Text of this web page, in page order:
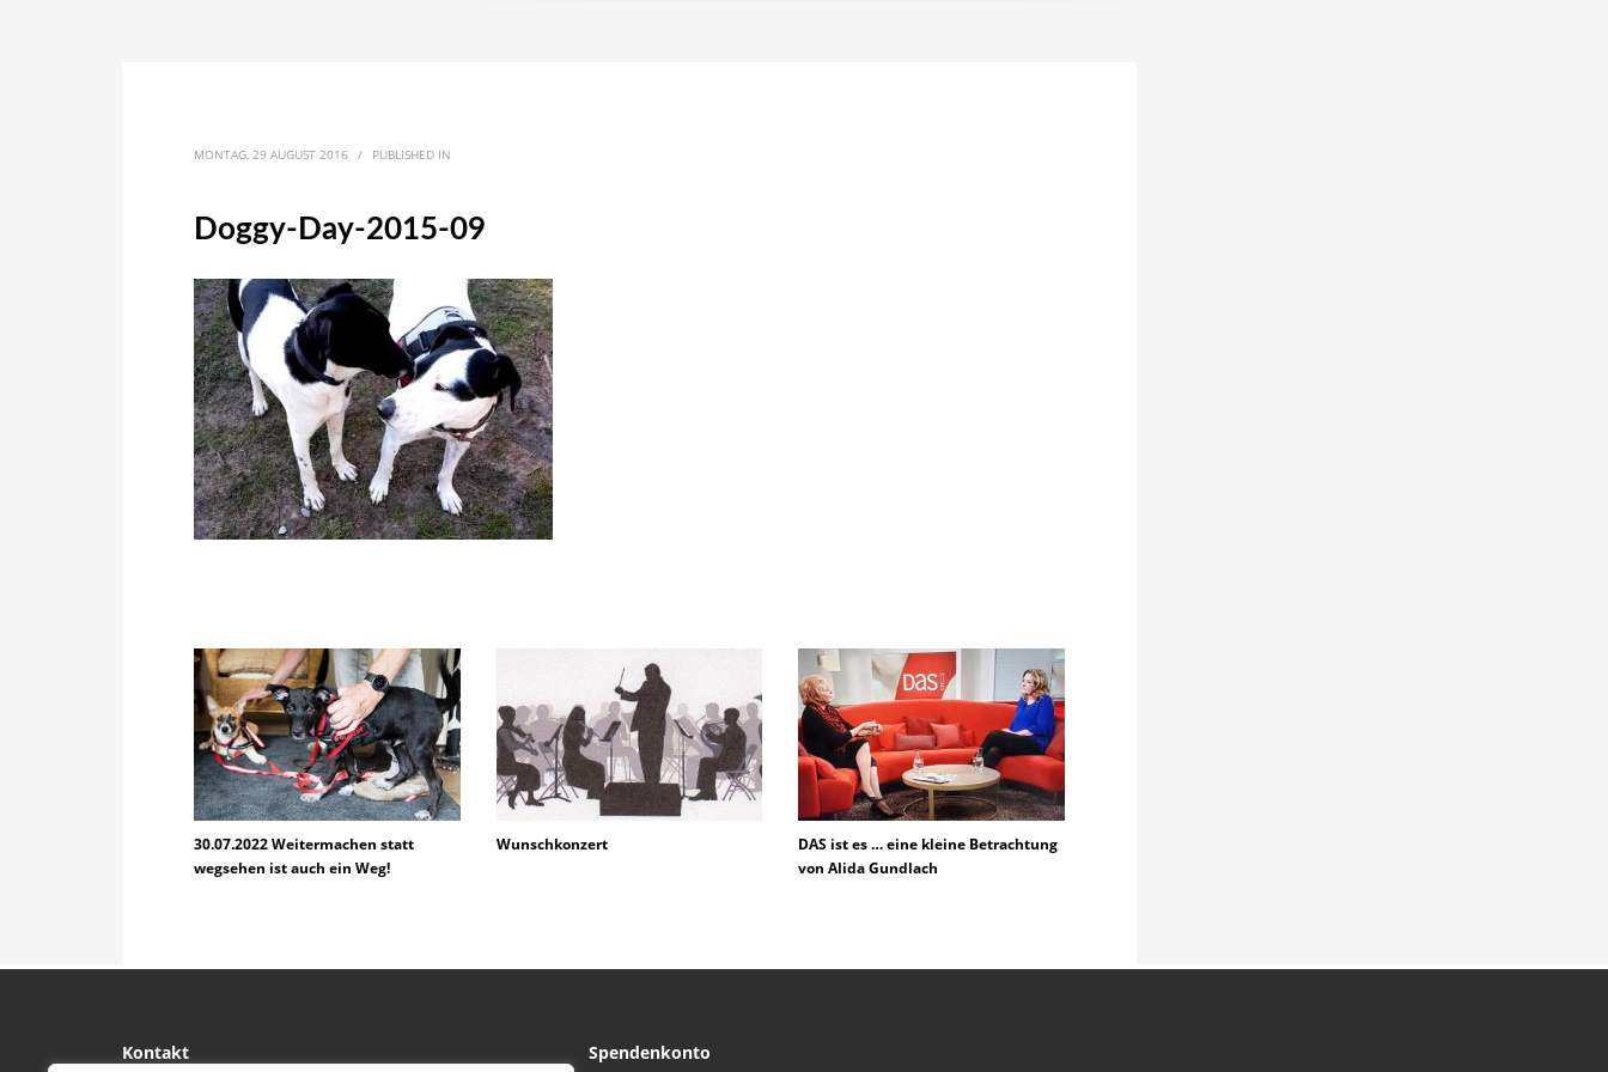
MONTAG, 29 AUGUST 2016 / PUBLISHED IN
Doggy-Day-2015-09
30.07.2022 Weitermachen statt
wegsehen ist auch ein Weg!
Wunschkonzert
DAS ist es … eine kleine Betrachtung
von Alida Gundlach
Kontakt Spendenkonto